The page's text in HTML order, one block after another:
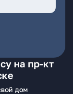
на пр-кт
дом